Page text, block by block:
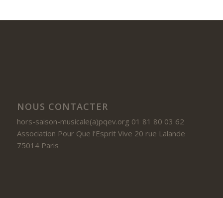
NOUS CONTACTER
hors-saison-musicale(a)pqev.org 01 81 80 03 62
Association Pour Que l’Esprit Vive 20 rue Lalande
75014 Paris